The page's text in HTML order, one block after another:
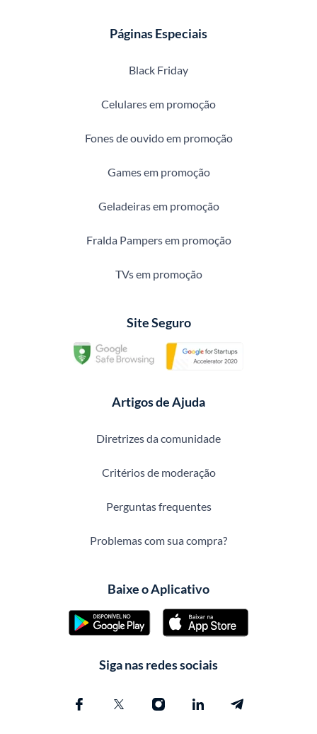
Páginas Especiais
Black Friday
Celulares em promoção
Fones de ouvido em promoção
Games em promoção
Geladeiras em promoção
Fralda Pampers em promoção
TVs em promoção
Site Seguro
Artigos de Ajuda
Diretrizes da comunidade
Critérios de moderação
Perguntas frequentes
Problemas com sua compra?
Baixe o Aplicativo
Siga nas redes sociais